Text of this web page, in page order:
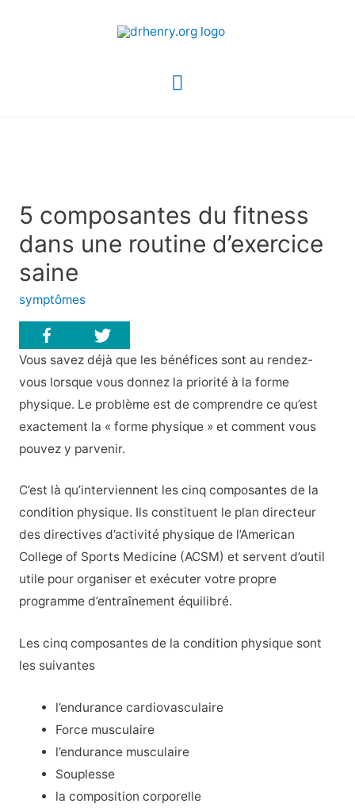
Menu
5 composantes du fitness
dans une routine d’exercice
saine
symptômes
Vous savez déjà que les bénéfices sont au rendez-
vous lorsque vous donnez la priorité à la forme
physique. Le problème est de comprendre ce qu’est
exactement la « forme physique » et comment vous
pouvez y parvenir.
C’est là qu’interviennent les cinq composantes de la
condition physique. Ils constituent le plan directeur
des directives d’activité physique de l’American
College of Sports Medicine (ACSM) et servent d’outil
utile pour organiser et exécuter votre propre
programme d’entraînement équilibré.
Les cinq composantes de la condition physique sont
les suivantes
l’endurance cardiovasculaire
Force musculaire
l’endurance musculaire
Souplesse
la composition corporelle